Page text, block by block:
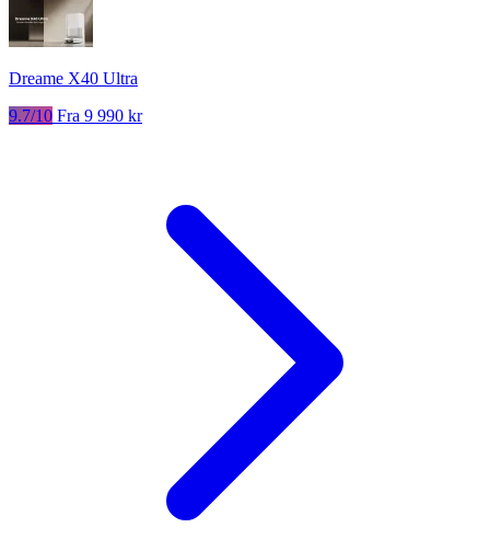
Dreame X40 Ultra
9.7/10 Fra 9 990 kr